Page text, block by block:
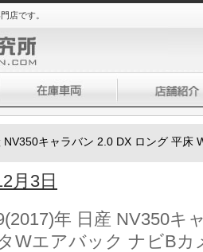
店です。
キャラバン 2.0 DX ロング 平床
月3日
年 日産 NV350キ
Wエアバック ナビBカ